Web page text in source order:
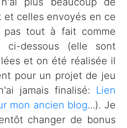
celles envoyés en ce
pas tout à fait comme
ci-dessous (elle sont
et on été réalisée il
pour un projet de jeu
jamais finalisé: Lien
mon ancien blog...). Je
changer de bonus